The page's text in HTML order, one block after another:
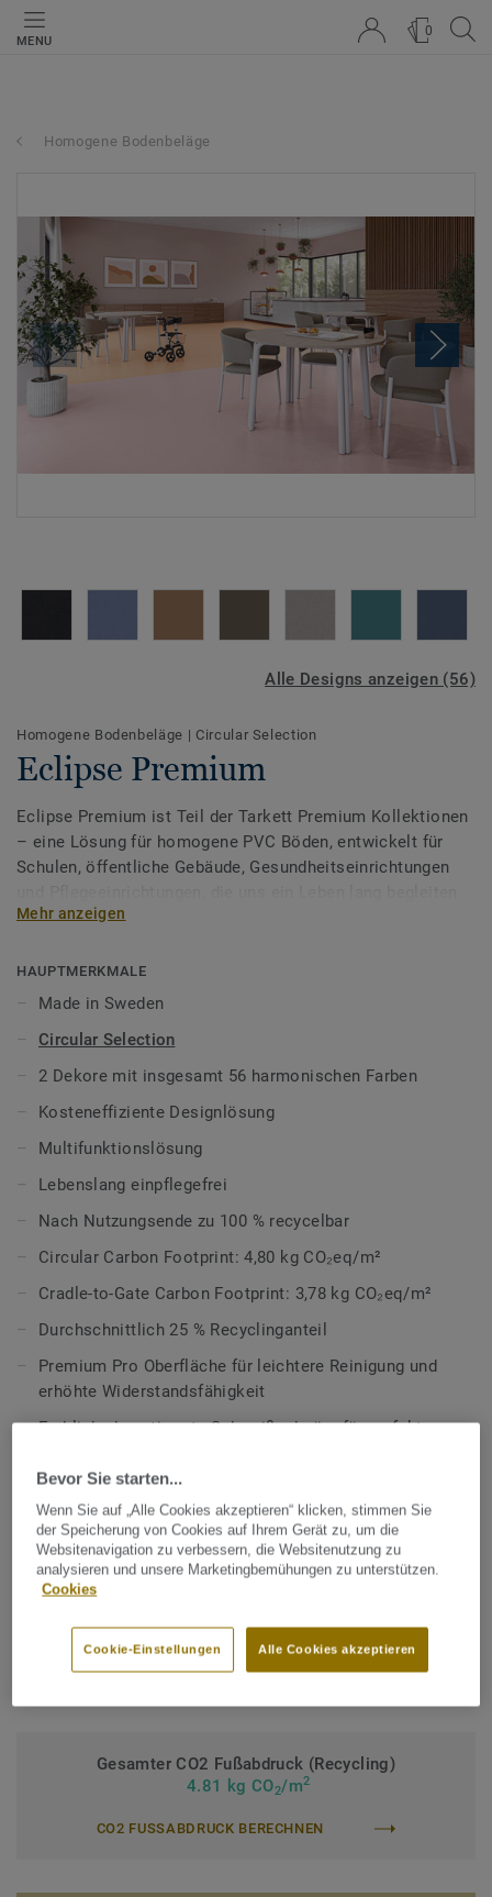
MENU
0
Homogene Bodenbeläge
Alle Designs anzeigen (56)
Homogene Bodenbeläge | Circular Selection
Eclipse Premium
Eclipse Premium ist Teil der Tarkett Premium Kollektionen
– eine Lösung für homogene PVC Böden, entwickelt für
Schulen, öffentliche Gebäude, Gesundheitseinrichtungen
und schützen.
Die Kollektion ist in 56 Farben erhältlich und umfasst zwei
Classic kombiniert helle und dunkle Farbtöne für eine
Spirit setzt auf eine dezente Gestaltung mit niedrigem
sowie frischen Akzenttönen.
Design, mit der sich Atmosphäre und Funktionalität gezielt
steuern lassen – unabhängig von der Nutzung des Raumes.
Teil unserer Tarkett Circular Selection, unseren
nachhaltigen und kreislauffähigen
Bodenbelagskollektionen. Recyclingfähig auch nach dem
Gebrauch.
Mehr über unsere homogenen Bodenbeläge erfahren:
Mehr anzeigen
HAUPTMERKMALE
Made in Sweden
Circular Selection
2 Dekore mit insgesamt 56 harmonischen Farben
Kosteneffiziente Designlösung
Multifunktionslösung
Lebenslang einpflegefrei
Nach Nutzungsende zu 100 % recycelbar
Circular Carbon Footprint: 4,80 kg CO₂eq/m²
Cradle-to-Gate Carbon Footprint: 3,78 kg CO₂eq/m²
Durchschnittlich 25 % Recyclinganteil
Premium Pro Oberfläche für leichtere Reinigung und
erhöhte Widerstandsfähigkeit
Farblich abgestimmte Schweißschnüre für perfekte
TECHNISCHE DATEN
Produktart:Homogener PVC Bodenbelag
Bindemittelgehalt:Typ I
Nutzungsklasse Industrie:
43 starke Nutzung
Gesamter CO2 Fußabdruck (Recycling)
4.81 kg CO2/m2
CO2 FUSSABDRUCK BERECHNEN
Bevor Sie starten...
Wenn Sie auf „Alle Cookies akzeptieren“ klicken, stimmen Sie
der Speicherung von Cookies auf Ihrem Gerät zu, um die
Websitenavigation zu verbessern, die Websitenutzung zu
analysieren und unsere Marketingbemühungen zu unterstützen.
Cookies
Alle Cookies akzeptieren
Cookie-Einstellungen